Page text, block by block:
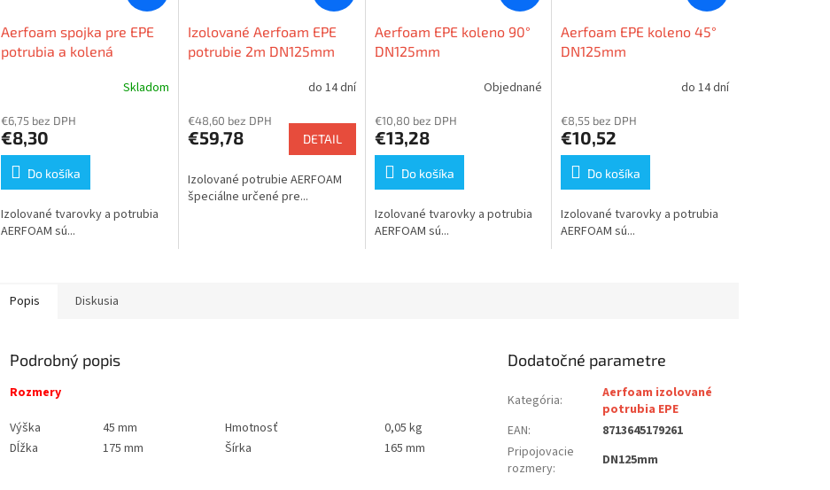
Aerfoam spojka pre EPE
potrubia a kolená
Skladom
€6,75 bez DPH
€8,30
Do košíka
Izolované tvarovky a potrubia
AERFOAM sú...
Izolované Aerfoam EPE
potrubie 2m DN125mm
do 14 dní
€48,60 bez DPH
€59,78 DETAIL
Izolované potrubie AERFOAM
špeciálne určené pre...
Aerfoam EPE koleno 90°
DN125mm
Objednané
€10,80 bez DPH
€13,28
Do košíka
Izolované tvarovky a potrubia
AERFOAM sú...
Aerfoam EPE koleno 45°
DN125mm
do 14 dní
€8,55 bez DPH
€10,52
Do košíka
Izolované tvarovky a potrubia
AERFOAM sú...
Popis Diskusia
Podrobný popis
Rozmery
Výška
45 mm Hmotnosť
0,05 kg
Dĺžka
175 mm Šírka 165 mm
Dodatočné parametre
Kategória:
Aerfoam izolované
potrubia EPE
EAN:
8713645179261
Pripojovacie
rozmery: DN125mm